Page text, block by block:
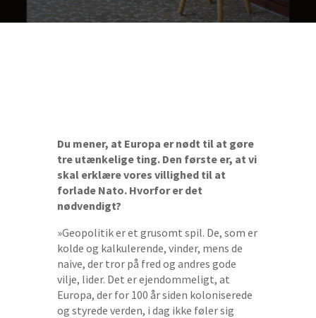
Du mener, at Europa er nødt til at gøre
tre utænkelige ting. Den første er, at vi
skal erklære vores villighed til at
forlade Nato. Hvorfor er det
nødvendigt?
»Geopolitik er et grusomt spil. De, som er
kolde og kalkulerende, vinder, mens de
naive, der tror på fred og andres gode
vilje, lider. Det er ejendommeligt, at
Europa, der for 100 år siden koloniserede
og styrede verden, i dag ikke føler sig